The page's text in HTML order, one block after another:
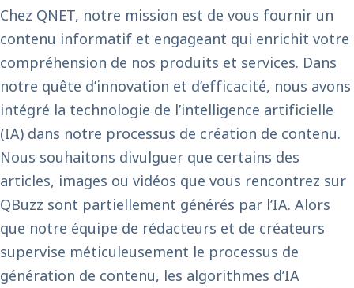
Chez QNET, notre mission est de vous fournir un
contenu informatif et engageant qui enrichit votre
compréhension de nos produits et services. Dans
notre quête d’innovation et d’efficacité, nous avons
intégré la technologie de l’intelligence artificielle
(IA) dans notre processus de création de contenu.
Nous souhaitons divulguer que certains des
articles, images ou vidéos que vous rencontrez sur
QBuzz sont partiellement générés par l’IA. Alors
que notre équipe de rédacteurs et de créateurs
supervise méticuleusement le processus de
génération de contenu, les algorithmes d’IA